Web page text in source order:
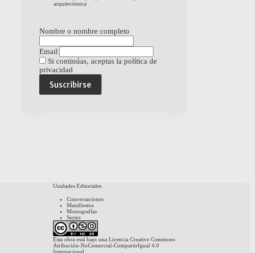
arquitectónica
Nombre o nombre completo
Email
Si continúas, aceptas la política de
privacidad
Unidades Editoriales
Conversaciones
Manifiestos
Monografías
Series
Esta obra está bajo una Licencia Creative Commons
Atribución-NoComercial-CompartirIgual 4.0
Internacional